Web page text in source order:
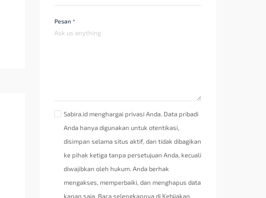
Pesan *
Sabira.id menghargai privasi Anda. Data pribadi
Anda hanya digunakan untuk otentikasi,
disimpan selama situs aktif, dan tidak dibagikan
ke pihak ketiga tanpa persetujuan Anda, kecuali
diwajibkan oleh hukum. Anda berhak
mengakses, memperbaiki, dan menghapus data
kapan saja. Baca selengkapnya di Kebijakan